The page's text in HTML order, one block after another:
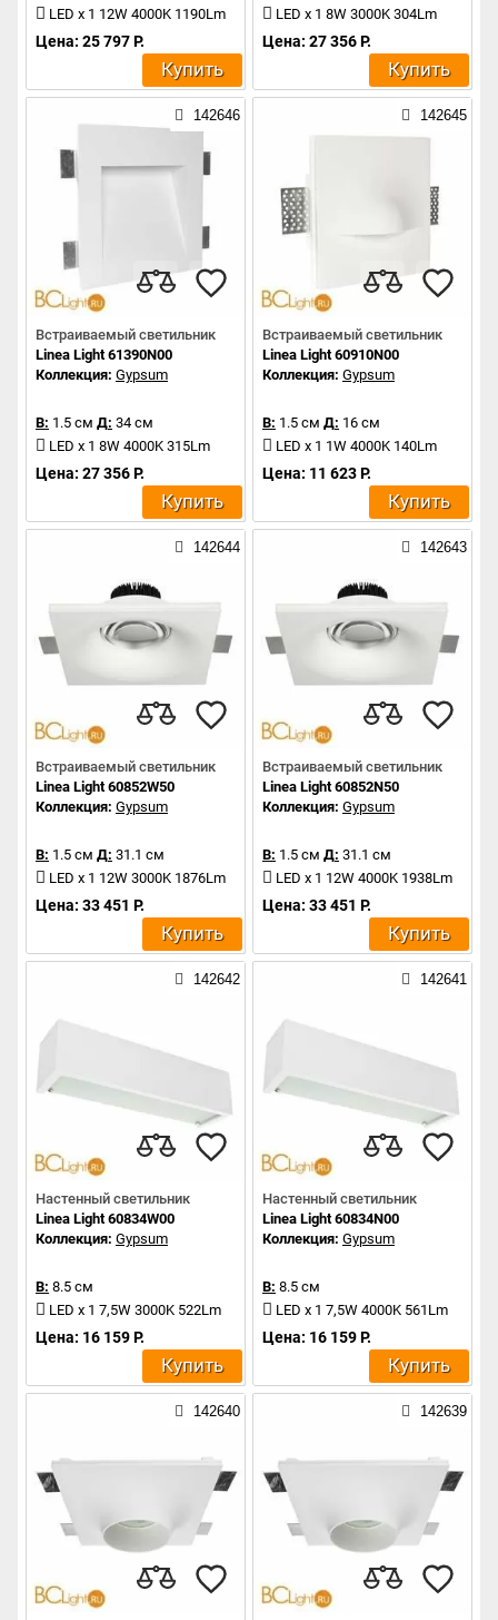
LED x 1 12W 4000K 1190Lm
Цена: 25 797 Р.
Купить
LED x 1 8W 3000K 304Lm
Цена: 27 356 Р.
Купить
142646
Встраиваемый светильник
Linea Light 61390N00
Коллекция: Gypsum
В: 1.5 см Д: 34 см
LED x 1 8W 4000K 315Lm
Цена: 27 356 Р.
Купить
142645
Встраиваемый светильник
Linea Light 60910N00
Коллекция: Gypsum
В: 1.5 см Д: 16 см
LED x 1 1W 4000K 140Lm
Цена: 11 623 Р.
Купить
142644
Встраиваемый светильник
Linea Light 60852W50
Коллекция: Gypsum
В: 1.5 см Д: 31.1 см
LED x 1 12W 3000K 1876Lm
Цена: 33 451 Р.
Купить
142643
Встраиваемый светильник
Linea Light 60852N50
Коллекция: Gypsum
В: 1.5 см Д: 31.1 см
LED x 1 12W 4000K 1938Lm
Цена: 33 451 Р.
Купить
142642
Настенный светильник
Linea Light 60834W00
Коллекция: Gypsum
В: 8.5 см
LED x 1 7,5W 3000K 522Lm
Цена: 16 159 Р.
Купить
142641
Настенный светильник
Linea Light 60834N00
Коллекция: Gypsum
В: 8.5 см
LED x 1 7,5W 4000K 561Lm
Цена: 16 159 Р.
Купить
142640 142639